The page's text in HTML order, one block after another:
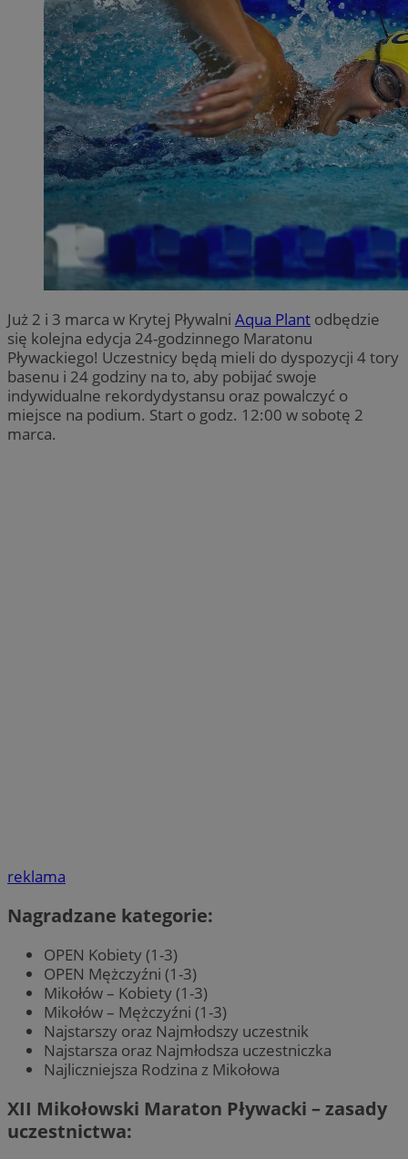
Już 2 i 3 marca w Krytej Pływalni Aqua Plant odbędzie
się kolejna edycja 24-godzinnego Maratonu
Pływackiego! Uczestnicy będą mieli do dyspozycji 4 tory
basenu i 24 godziny na to, aby pobijać swoje
indywidualne rekordydystansu oraz powalczyć o
miejsce na podium. Start o godz. 12:00 w sobotę 2
marca.
reklama
Nagradzane kategorie:
OPEN Kobiety (1-3)
OPEN Mężczyźni (1-3)
Mikołów – Kobiety (1-3)
Mikołów – Mężczyźni (1-3)
Najstarszy oraz Najmłodszy uczestnik
Najstarsza oraz Najmłodsza uczestniczka
Najliczniejsza Rodzina z Mikołowa
XII Mikołowski Maraton Pływacki – zasady
uczestnictwa: